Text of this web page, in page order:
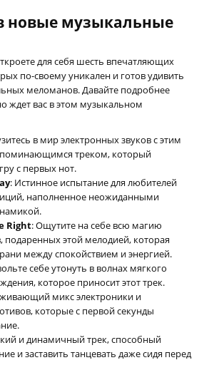
новые музыкальные
для себя шесть впечатляющих
по-своему уникален и готов удивить
меломанов. Давайте подробнее
ждет вас в этом музыкальном
в мир электронных звуков с этим
треком, который
с первых нот.
: Истинное испытание для любителей
наполненное неожиданными
Right: Ощутите на себе всю магию
подаренных этой мелодией, которая
между спокойствием и энергией.
себе утонуть в волнах мягкого
которое приносит этот трек.
микс электроники и
которые с первой секунды
и динамичный трек, способный
и заставить танцевать даже сидя перед